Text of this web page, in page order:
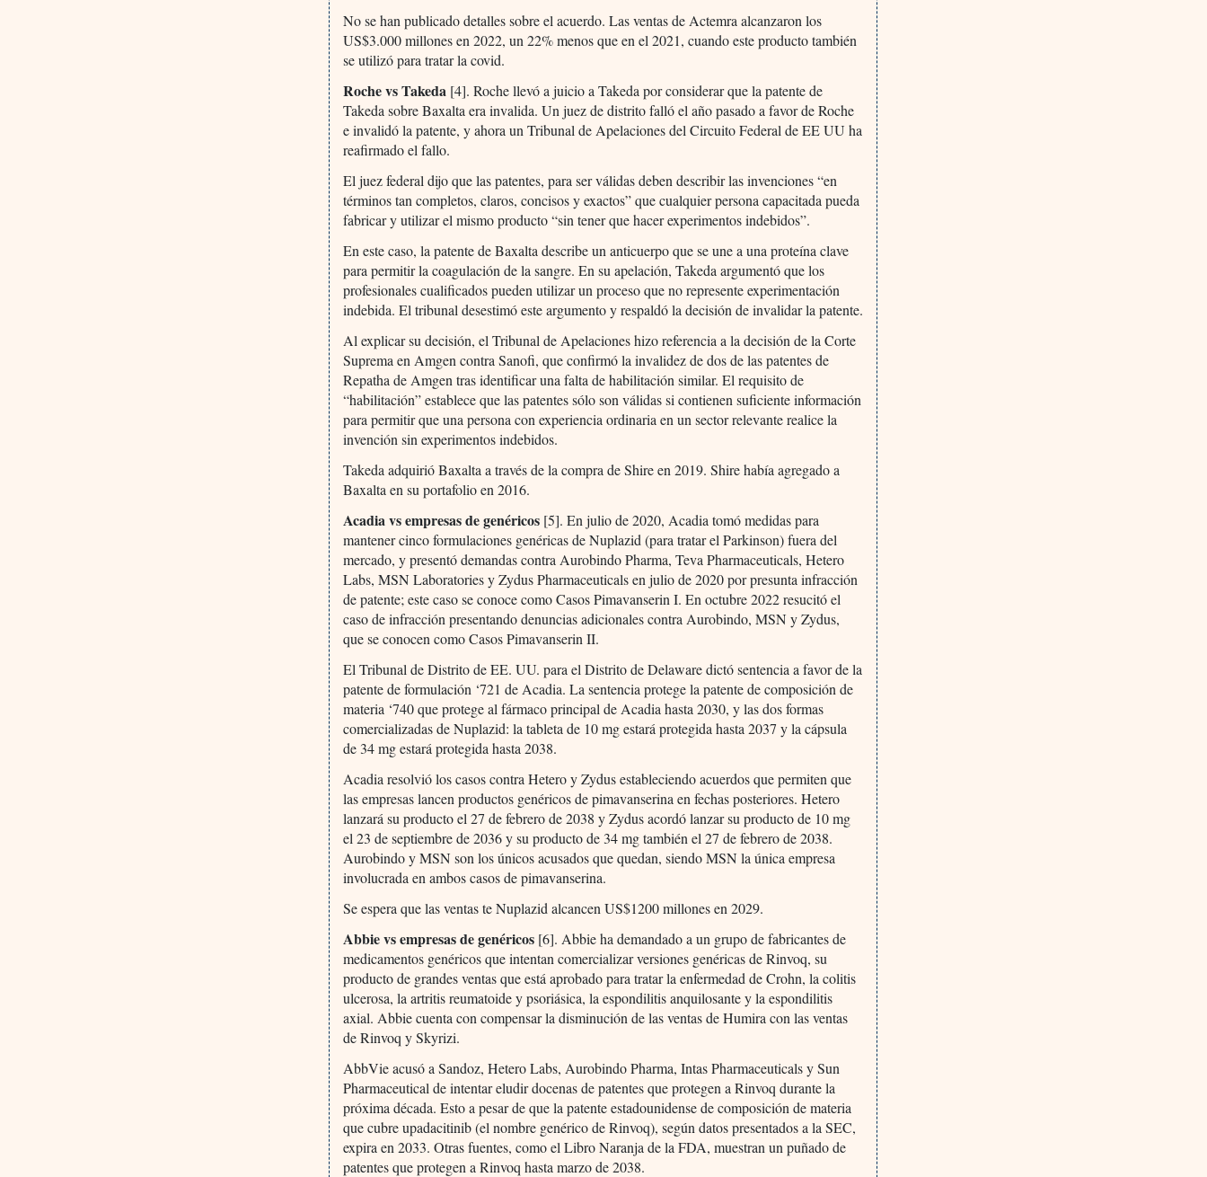
No se han publicado detalles sobre el acuerdo. Las ventas de Actemra alcanzaron los
US$3.000 millones en 2022, un 22% menos que en el 2021, cuando este producto también
se utilizó para tratar la covid.
Roche vs Takeda [4]. Roche llevó a juicio a Takeda por considerar que la patente de
Takeda sobre Baxalta era invalida. Un juez de distrito falló el año pasado a favor de Roche
e invalidó la patente, y ahora un Tribunal de Apelaciones del Circuito Federal de EE UU ha
reafirmado el fallo.
El juez federal dijo que las patentes, para ser válidas deben describir las invenciones “en
términos tan completos, claros, concisos y exactos” que cualquier persona capacitada pueda
fabricar y utilizar el mismo producto “sin tener que hacer experimentos indebidos”.
En este caso, la patente de Baxalta describe un anticuerpo que se une a una proteína clave
para permitir la coagulación de la sangre. En su apelación, Takeda argumentó que los
profesionales cualificados pueden utilizar un proceso que no represente experimentación
indebida. El tribunal desestimó este argumento y respaldó la decisión de invalidar la patente.
Al explicar su decisión, el Tribunal de Apelaciones hizo referencia a la decisión de la Corte
Suprema en Amgen contra Sanofi, que confirmó la invalidez de dos de las patentes de
Repatha de Amgen tras identificar una falta de habilitación similar. El requisito de
“habilitación” establece que las patentes sólo son válidas si contienen suficiente información
para permitir que una persona con experiencia ordinaria en un sector relevante realice la
invención sin experimentos indebidos.
Takeda adquirió Baxalta a través de la compra de Shire en 2019. Shire había agregado a
Baxalta en su portafolio en 2016.
Acadia vs empresas de genéricos [5]. En julio de 2020, Acadia tomó medidas para
mantener cinco formulaciones genéricas de Nuplazid (para tratar el Parkinson) fuera del
mercado, y presentó demandas contra Aurobindo Pharma, Teva Pharmaceuticals, Hetero
Labs, MSN Laboratories y Zydus Pharmaceuticals en julio de 2020 por presunta infracción
de patente; este caso se conoce como Casos Pimavanserin I. En octubre 2022 resucitó el
caso de infracción presentando denuncias adicionales contra Aurobindo, MSN y Zydus,
que se conocen como Casos Pimavanserin II.
El Tribunal de Distrito de EE. UU. para el Distrito de Delaware dictó sentencia a favor de la
patente de formulación ‘721 de Acadia. La sentencia protege la patente de composición de
materia ‘740 que protege al fármaco principal de Acadia hasta 2030, y las dos formas
comercializadas de Nuplazid: la tableta de 10 mg estará protegida hasta 2037 y la cápsula
de 34 mg estará protegida hasta 2038.
Acadia resolvió los casos contra Hetero y Zydus estableciendo acuerdos que permiten que
las empresas lancen productos genéricos de pimavanserina en fechas posteriores. Hetero
lanzará su producto el 27 de febrero de 2038 y Zydus acordó lanzar su producto de 10 mg
el 23 de septiembre de 2036 y su producto de 34 mg también el 27 de febrero de 2038.
Aurobindo y MSN son los únicos acusados que quedan, siendo MSN la única empresa
involucrada en ambos casos de pimavanserina.
Se espera que las ventas te Nuplazid alcancen US$1200 millones en 2029.
Abbie vs empresas de genéricos [6]. Abbie ha demandado a un grupo de fabricantes de
medicamentos genéricos que intentan comercializar versiones genéricas de Rinvoq, su
producto de grandes ventas que está aprobado para tratar la enfermedad de Crohn, la colitis
ulcerosa, la artritis reumatoide y psoriásica, la espondilitis anquilosante y la espondilitis
axial. Abbie cuenta con compensar la disminución de las ventas de Humira con las ventas
de Rinvoq y Skyrizi.
AbbVie acusó a Sandoz, Hetero Labs, Aurobindo Pharma, Intas Pharmaceuticals y Sun
Pharmaceutical de intentar eludir docenas de patentes que protegen a Rinvoq durante la
próxima década. Esto a pesar de que la patente estadounidense de composición de materia
que cubre upadacitinib (el nombre genérico de Rinvoq), según datos presentados a la SEC,
expira en 2033. Otras fuentes, como el Libro Naranja de la FDA, muestran un puñado de
patentes que protegen a Rinvoq hasta marzo de 2038.